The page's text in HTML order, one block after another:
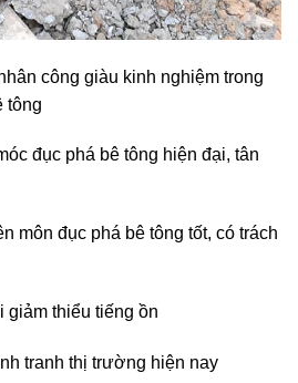
công giàu kinh nghiệm trong
tông
đục phá bê tông hiện đại, tân
đục phá bê tông tốt, có trách
thiểu tiếng ồn
tranh thị trường hiện nay